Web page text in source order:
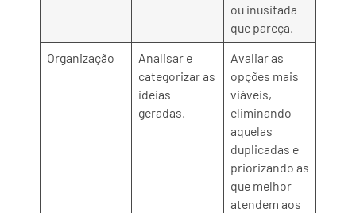
ou inusitada
que pareça.
Organização
Analisar e
categorizar as
ideias
geradas.
Avaliar as
opções mais
viáveis,
eliminando
aquelas
duplicadas e
priorizando as
que melhor
atendem aos